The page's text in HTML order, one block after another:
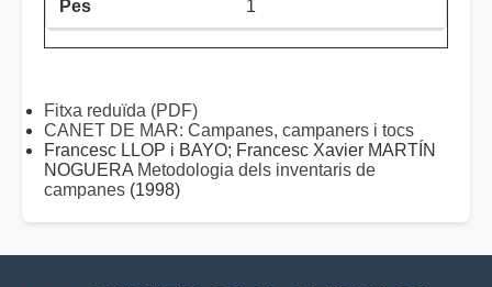
1
Fitxa reduïda (PDF)
CANET DE MAR: Campanes, campaners i tocs
Francesc LLOP i BAYO; Francesc Xavier MARTÍN
NOGUERA Metodologia dels inventaris de
campanes (1998)